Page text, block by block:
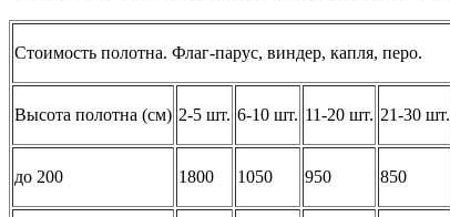
Стоимость полотна. Флаг-парус, виндер, капля, перо.
Высота полотна (см) 2-5 шт. 6-10 шт. 11-20 шт. 21-30 шт.
до 200 1800 1050 950 850